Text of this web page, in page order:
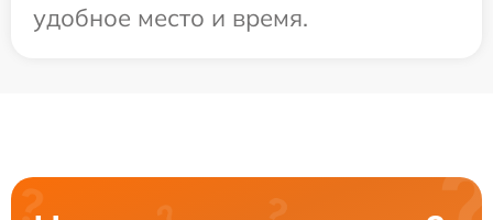
удобное место и время.